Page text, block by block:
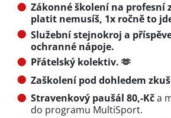
Zákonné školení na profesní
platit nemusíš, 1x ročně to
Služební stejnokroj a
ochranné nápoje.
Přátelský kolektiv. 🫶
Zaškolení pod dohledem
Stravenkový paušál 80,-Kča
do programu MultiSport.